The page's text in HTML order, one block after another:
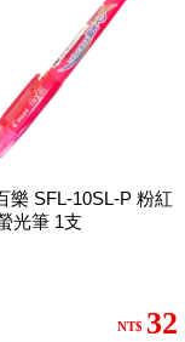
樂 SFL-10SL-P 粉紅
光筆 1支
NT$ 32